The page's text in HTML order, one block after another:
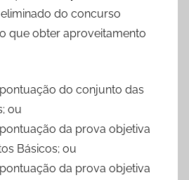
do concurso
que obter aproveitamento
do conjunto das
ou
da prova objetiva
Básicos; ou
da prova objetiva